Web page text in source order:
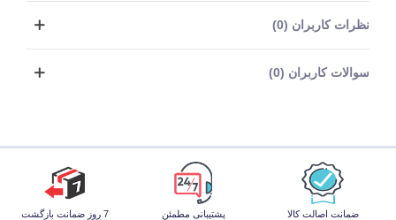
نظرات کاربران (0)
سوالات کاربران (0)
ضمانت اصالت کالا پشتیبانی مطمئن 7 روز ضمانت بازگشت